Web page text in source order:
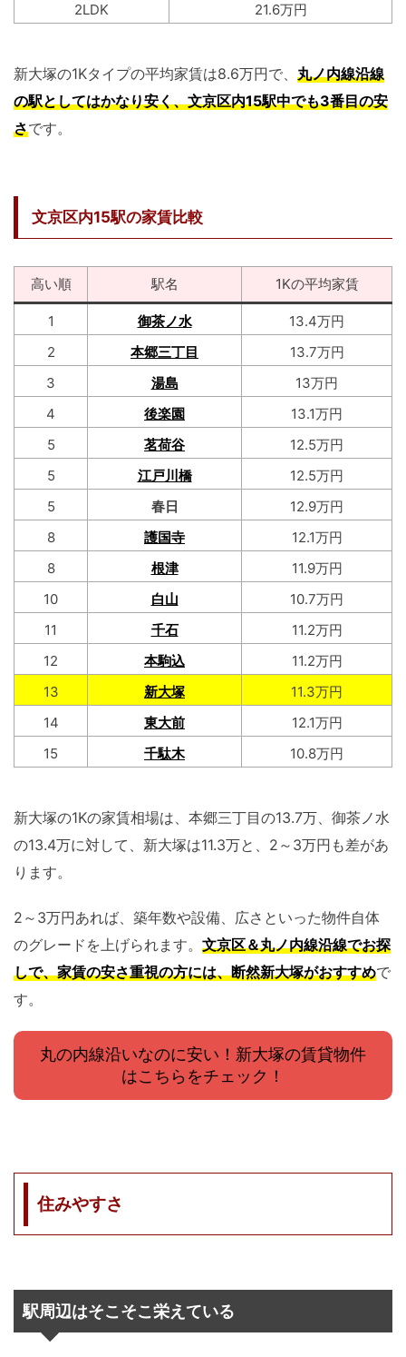
2LDK
21.6万円
新大塚の1Kタイプの平均家賃は8.6万円で、 丸ノ内線沿線
の駅としてはかなり安く、文京区内15駅中でも3番目の安
さです。
文京区内15駅の家賃比較
高い順 駅名 1Kの平均家賃
1 御茶ノ水
13.4万円
2
本郷三丁目
13.7万円
3
湯島
13万円
4
後楽園
13.1万円
5
茗荷谷
12.5万円
5
江戸川橋
12.5万円
5
春日
12.9万円
8
護国寺
12.1万円
8
根津
11.9万円
10
白山
10.7万円
11
千石
11.2万円
12
本駒込
11.2万円
13
新大塚
11.3万円
14
東大前
12.1万円
15
千駄木 10.8万円
新大塚の1Kの家賃相場は、本郷三丁目の13.7万、御茶ノ水
の13.4万に対して、新大塚は11.3万と、2～3万円も差があ
ります。
2～3万円あれば、築年数や設備、広さといった物件自体
のグレードを上げられます。 文京区＆丸ノ内線沿線でお探
しで、家賃の安さ重視の方には、断然新大塚がおすすめで
す。
丸の内線沿いなのに安い！新大塚の賃貸物件
はこちらをチェック！
住みやすさ
駅周辺はそこそこ栄えている